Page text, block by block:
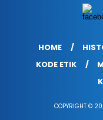
HOME
KODE ETIK
COPYRIGHT ©